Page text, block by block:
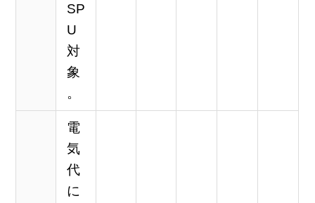
SP
U
対
象
。
電
気
代
に